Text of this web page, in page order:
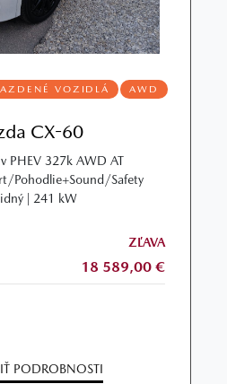
VOZIDLÁ AWD
CX-60
PHEV 327k AWD AT
Pohodlie+Sound/Safety
| 241 kW
ZĽAVA
18 589,00 €
PODROBNOSTI